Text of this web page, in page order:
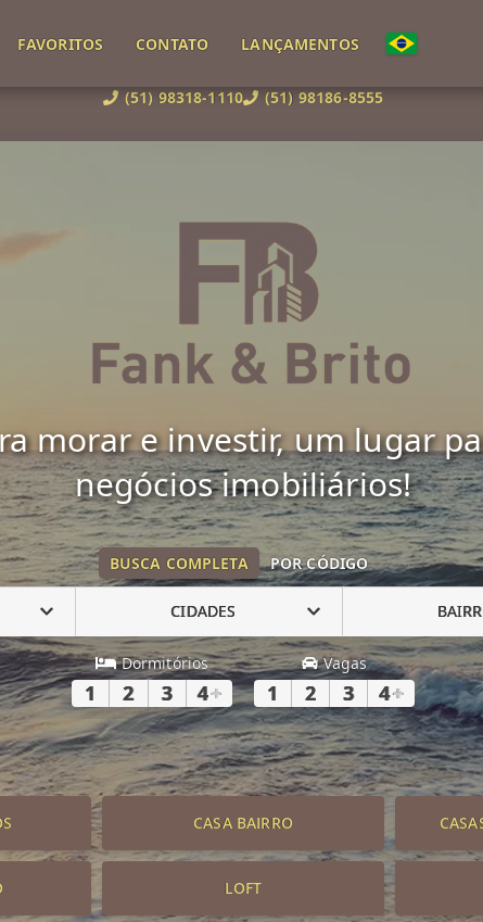
(51) 98318-1110 (51) 98186-8555
FAVORITOS CONTATO LANÇAMENTOS
morar e investir, um lugar
negócios imobiliários!
BUSCA COMPLETA POR CÓDIGO
CIDADES
Dormitórios
1 2 3 4+
Vagas
1 2 3 4+
CASA BAIRRO
LOFT